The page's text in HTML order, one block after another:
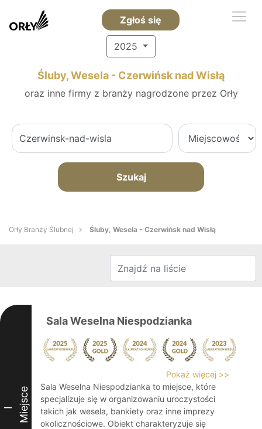
Zgłoś się
2025
Śluby, Wesela - Czerwińsk nad Wisłą
oraz inne firmy z branży nagrodzone przez Orły
Szukaj
Orły Branży Ślubnej Śluby, Wesela - Czerwińsk nad Wisłą
I Miejsce
Sala Weselna Niespodzianka
Pokaż więcej >>
Sala Weselna Niespodzianka to miejsce, które
specjalizuje się w organizowaniu uroczystości
takich jak wesela, bankiety oraz inne imprezy
okolicznościowe. Obiekt charakteryzuje się